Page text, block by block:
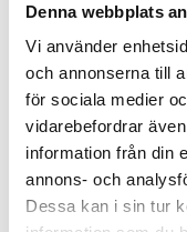
Denna webbplats
Vi använder
och annonserna till
för sociala medier
vidarebefordrar
information från din
annons- och
Dessa kan i sin tur
Profil 44
88.
T-spår
Aluminiumprofil
x 88. Tung. T-spår
Hörnhål för
Skruv
2 578,03KR